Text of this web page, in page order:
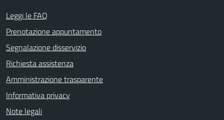
Leggi le FAQ
Prenotazione appuntamento
Segnalazione disservizio
Richiesta assistenza
Amministrazione trasparente
Informativa privacy
Note legali